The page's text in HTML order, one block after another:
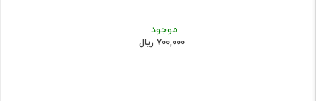
موجود
700,000 ریال